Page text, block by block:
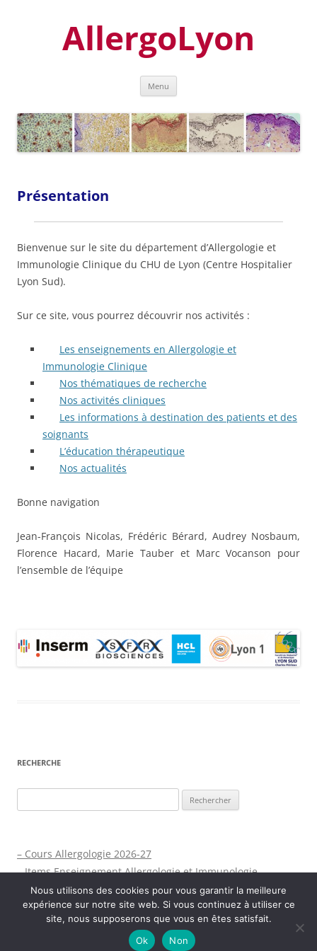
AllergoLyon
Menu
Présentation
Bienvenue sur le site du département d’Allergologie et
Immunologie Clinique du CHU de Lyon (Centre Hospitalier
Lyon Sud).
Sur ce site, vous pourrez découvrir nos activités :
Les enseignements en Allergologie et
Immunologie Clinique
Nos thématiques de recherche
Nos activités cliniques
Les informations à destination des patients et des
soignants
L’éducation thérapeutique
Nos actualités
Bonne navigation
Jean-François Nicolas, Frédéric Bérard, Audrey Nosbaum,
Florence Hacard, Marie Tauber et Marc Vocanson pour
l’ensemble de l’équipe
RECHERCHE
– Cours Allergologie 2026-27
– Items Enseignement Allergologie et Immunologie
Nous utilisons des cookies pour vous garantir la meilleure
expérience sur notre site web. Si vous continuez à utiliser ce
site, nous supposerons que vous en êtes satisfait.
Ok
Non